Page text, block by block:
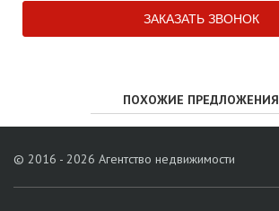
ПОХОЖИЕ ПРЕДЛОЖЕНИЯ
© 2016 - 2026 Агентство недвижимости